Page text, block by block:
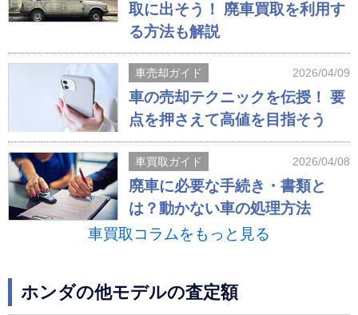
取に出そう！ 廃車買取を利用す
る方法も解説
車売却ガイド 2026/04/09
車の売却テクニックを伝授！ 要
点を押さえて高値を目指そう
車買取ガイド 2026/04/08
廃車に必要な手続き・書類と
は？動かない車の処理方法
車買取コラムをもっと見る
ホンダの他モデルの査定額